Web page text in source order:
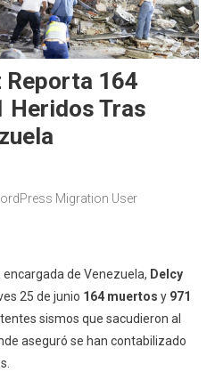
Reporta 164
Heridos Tras
Migration User
de Venezuela, Delcy
25 de junio 164 muertos y971
sismos que sacudieron al
aseguró se han contabilizado